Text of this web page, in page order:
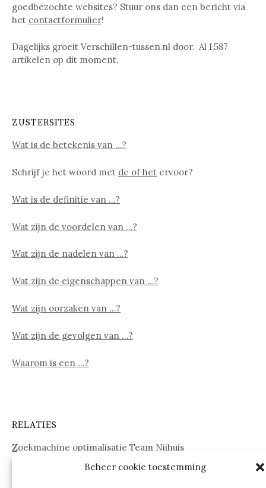
Beheer cookie toestemming
goedbezochte websites? Stuur ons dan een bericht via
het contactformulier!
Dagelijks groeit Verschillen-tussen.nl door. Al 1,587
artikelen op dit moment.
ZUSTERSITES
Wat is de betekenis van …?
Schrijf je het woord met de of het ervoor?
Wat is de definitie van …?
Wat zijn de voordelen van …?
Wat zijn de nadelen van …?
Wat zijn de eigenschappen van …?
Wat zijn oorzaken van …?
Wat zijn de gevolgen van …?
Waarom is een …?
RELATIES
Zoekmachine optimalisatie Team Nijhuis